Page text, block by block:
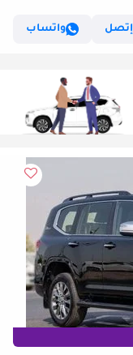
إتصل
واتساب